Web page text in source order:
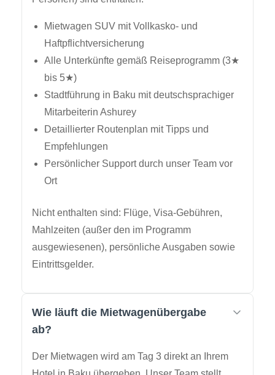
Mietwagen SUV mit Vollkasko- und
Haftpflichtversicherung
Alle Unterkünfte gemäß Reiseprogramm (3★
bis 5★)
Stadtführung in Baku mit deutschsprachiger
Mitarbeiterin Ashurey
Detaillierter Routenplan mit Tipps und
Empfehlungen
Persönlicher Support durch unser Team vor
Ort
Nicht enthalten sind: Flüge, Visa-Gebühren,
Mahlzeiten (außer den im Programm
ausgewiesenen), persönliche Ausgaben sowie
Eintrittsgelder.
Wie läuft die Mietwagenübergabe
ab?
Der Mietwagen wird am Tag 3 direkt an Ihrem